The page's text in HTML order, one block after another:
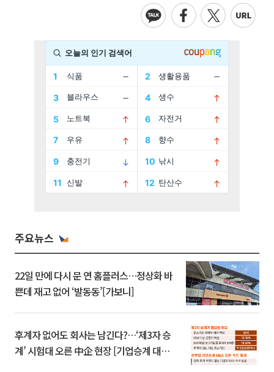
주요뉴스
22일 만에 다시 문 연 홈플러스…정상화 바
쁜데 재고 없어 ‘발동동’[가보니]
후계자 없어도 회사는 남긴다?…‘제3자 승
계’ 시험대 오른 中企 현장 [기업승계 대전